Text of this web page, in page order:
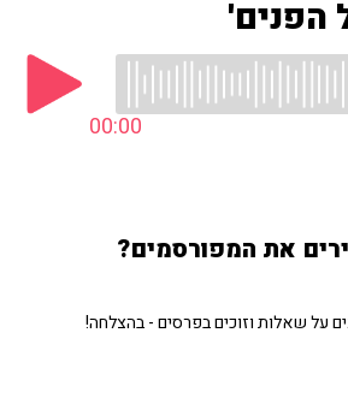
הפנים'
00:00
את המפורסמים?
על שאלות וזוכים בפרסים - בהצלחה!